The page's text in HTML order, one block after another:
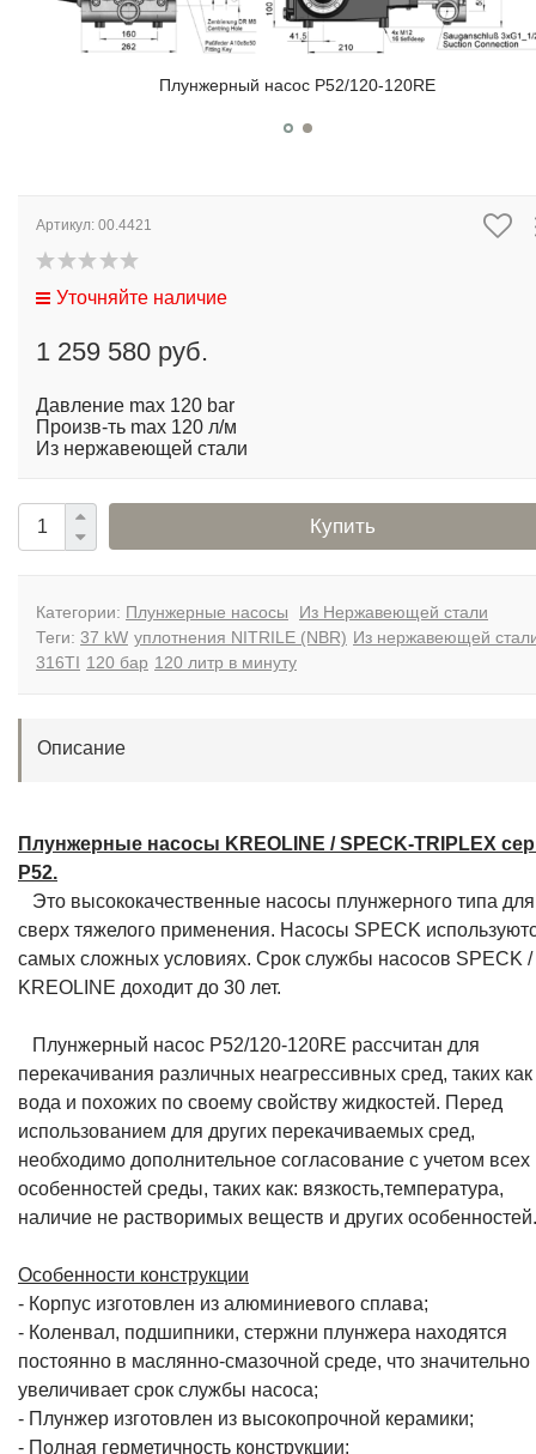
Плунжерный насос P52/120-120RE
Артикул: 00.4421
Уточняйте наличие
1 259 580 руб.
Давление max 120 bar
Произв-ть max 120 л/м
Из нержавеющей стали
Купить
Категории: Плунжерные насосы
Из Нержавеющей стали
Теги: 37 kW уплотнения NITRILE (NBR) Из нержавеющей
316TI 120 бар 120 литр в минуту
Описание
Плунжерные насосы KREOLINE / SPECK-TRIPLEX
P52.
Это высококачественные насосы плунжерного типа для
сверх тяжелого применения. Насосы SPECK
самых сложных условиях. Срок службы насосов SPECK /
KREOLINE доходит до 30 лет.
Плунжерный насос P52/120-120RE рассчитан для
перекачивания различных неагрессивных сред, таких как
вода и похожих по своему свойству жидкостей. Перед
использованием для других перекачиваемых сред,
необходимо дополнительное согласование с учетом всех
особенностей среды, таких как: вязкость,температура,
наличие не растворимых веществ и других особенностей.
Особенности конструкции
- Корпус изготовлен из алюминиевого сплава;
- Коленвал, подшипники, стержни плунжера находятся
постоянно в маслянно-смазочной среде, что значительно
увеличивает срок службы насоса;
- Плунжер изготовлен из высокопрочной керамики;
- Полная герметичность конструкции;